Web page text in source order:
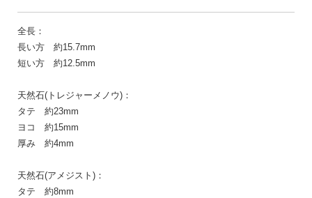
全長：
長い方 約15.7mm
短い方 約12.5mm
天然石(トレジャーメノウ)：
タテ 約23mm
ヨコ 約15mm
厚み 約4mm
天然石(アメジスト)：
タテ 約8mm